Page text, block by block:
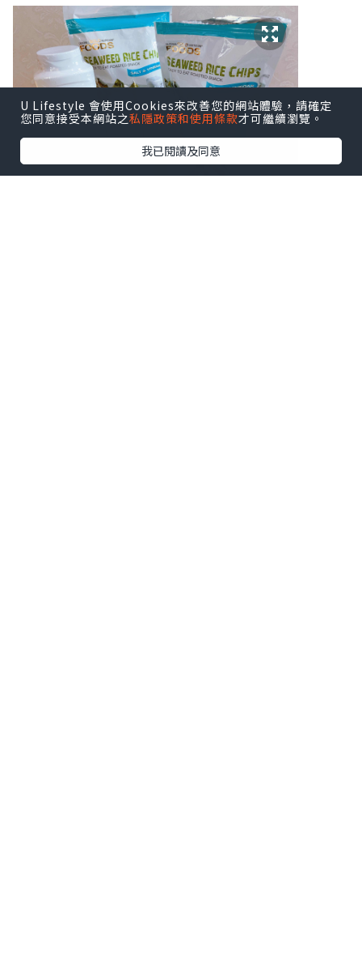
U Lifestyle 會使用Cookies來改善您的網站體驗，請確定
您同意接受本網站之私隱政策和使用條款才可繼續瀏覽。
我已閱讀及同意